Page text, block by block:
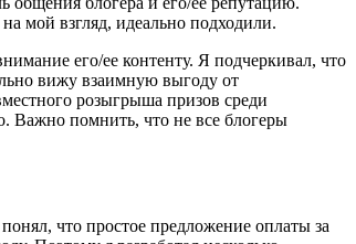
мой взгляд, идеально подходили.
его/ее контенту. Я подчеркивал, что
вижу взаимную выгоду от
розыгрыша призов среди
Важно помнить, что не все блогеры
что простое предложение оплаты за